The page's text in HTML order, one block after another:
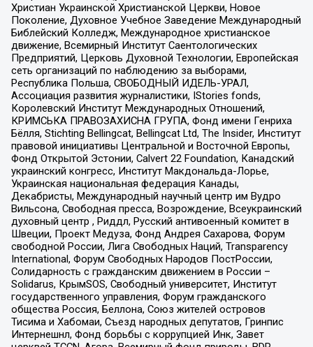
Христиан Украинской Христианской Церкви, Новое
Поколение, Духовное Учебное Заведение Международный
Библейский Колледж, Международное христианское
движение, Всемирный Институт Саентологических
Предприятий, Церковь Духовной Технологии, Европейская
сеть организаций по наблюдению за выборами,
Республика Польша, СВОБОДНЫЙ ИДЕЛЬ-УРАЛ,
Ассоциация развития журналистики, IStories fonds,
Королевский Институт Международных Отношений,
КРИМСЬКА ПРАВОЗАХИСНА ГРУПА, Фонд имени Генриха
Бёлля, Stichting Bellingcat, Bellingcat Ltd, The Insider, Институт
правовой инициативы Центральной и Восточной Европы,
Фонд Открытой Эстонии, Calvert 22 Foundation, Канадский
украинский конгресс, Институт Макдональда-Лорье,
Украинская национальная федерация Канады,
Декабристы, Международный научный центр им Вудро
Вильсона, Свободная пресса, Возрождение, Всеукраинский
духовный центр , Риддл, Русский антивоенный комитет в
Швеции, Проект Медуза, Фонд Андрея Сахарова, Форум
свободной России, Лига Свободных Наций, Transparеncy
International, Форум Свободных Народов ПостРоссии,
Солидарность с гражданским движением в России –
Solidarus, КрымSOS, Свободный университет, Институт
государственного управления, Форум гражданского
общества Россия, Беллона, Союз жителей островов
Тисима и Хабомаи, Съезд народных депутатов, Гринпис
Интернешнл, Фонд борьбы с коррупцией Инк, Завет